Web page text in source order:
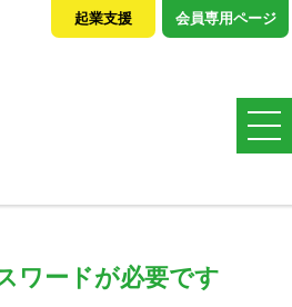
起業支援 会員専用ページ
ワードが必要です